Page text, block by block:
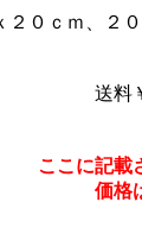
２０ｃｍ、２
送料
ここに記載
価格